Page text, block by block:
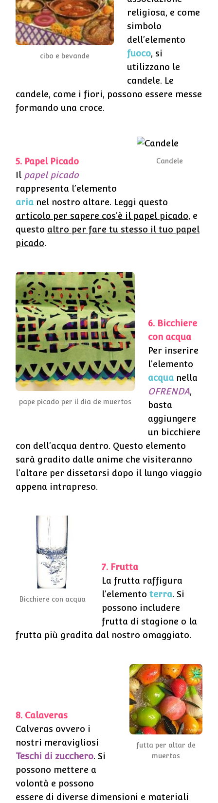
cibo e bevande
religiosa, e come
simbolo
dell’elemento
fuoco, si
utilizzano le
candele. Le
candele, come i fiori, possono essere messe
formando una croce.
Candele
5. Papel Picado
Il papel picado
rappresenta l’elemento
aria nel nostro altare. Leggi questo
articolo per sapere cos’è il papel picado, e
questo altro per fare tu stesso il tuo papel
picado.
pape picado per il dia de muertos
6. Bicchiere
con acqua
Per inserire
l’elemento
acqua nella
OFRENDA,
basta
aggiungere
un bicchiere
con dell’acqua dentro. Questo elemento
sarà gradito dalle anime che visiteranno
l’altare per dissetarsi dopo il lungo viaggio
appena intrapreso.
Bicchiere con acqua
7. Frutta
La frutta raffigura
l’elemento terra. Si
possono includere
frutta di stagione o la
frutta più gradita dal nostro omaggiato.
futta per altar de
muertos
8. Calaveras
Calveras ovvero i
nostri meravigliosi
Teschi di zucchero. Si
possono mettere a
volontà e possono
essere di diverse dimensioni e materiali